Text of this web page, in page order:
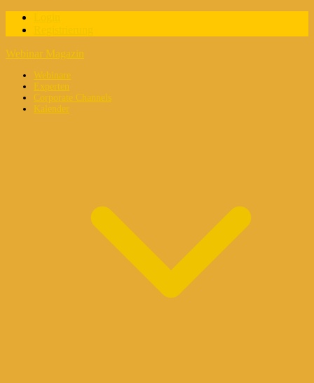
Webinar Magazin
Webinare
Experten
Corporate Channels
Kalender